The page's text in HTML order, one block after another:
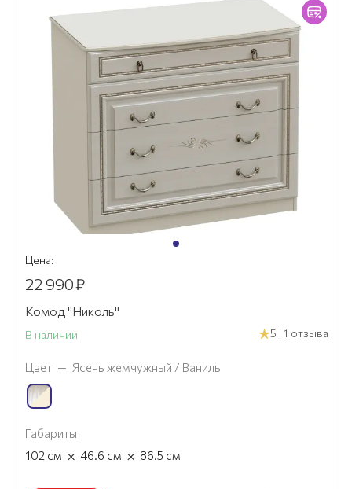
Цена:
22 990₽
Комод "Николь"
В наличии 5 | 1 отзыва
Цвет — Ясень жемчужный / Ваниль
Габариты
102 см × 46.6 см × 86.5 см